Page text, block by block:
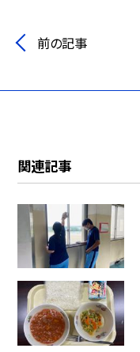
前の記事
関連記事